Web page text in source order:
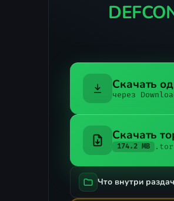
Скачать
через
Скачать
174.2 MB
Что внутри